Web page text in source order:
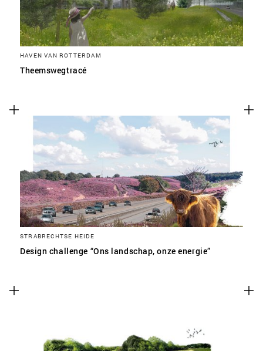
HAVEN VAN ROTTERDAM
Theemswegtracé
STRABRECHTSE HEIDE
Design challenge “Ons landschap, onze energie”